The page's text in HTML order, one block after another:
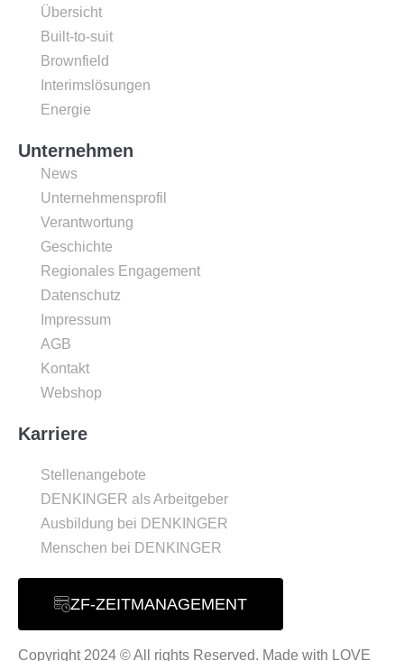
Übersicht
Built-to-suit
Brownfield
Interimslösungen
Energie
Unternehmen
News
Unternehmensprofil
Verantwortung
Geschichte
Regionales Engagement
Datenschutz
Impressum
AGB
Kontakt
Webshop
Karriere
Stellenangebote
DENKINGER als Arbeitgeber
Ausbildung bei DENKINGER
Menschen bei DENKINGER
ZF-ZEITMANAGEMENT
Copyright 2024 © All rights Reserved. Made with LOVE